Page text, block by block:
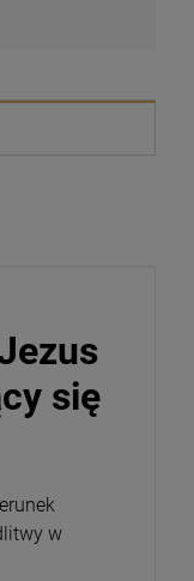
się
w